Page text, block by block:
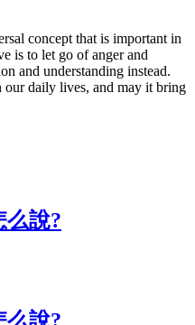
concept that is important in
is to let go of anger and
and understanding instead.
daily lives, and may it bring
么說?